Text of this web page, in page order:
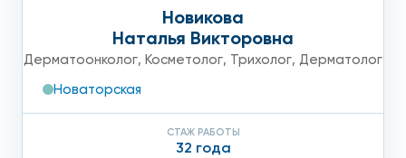
Новикова
Наталья Викторовна
Дерматоонколог, Косметолог, Трихолог, Дерматолог
Новаторская
СТАЖ РАБОТЫ
32 года